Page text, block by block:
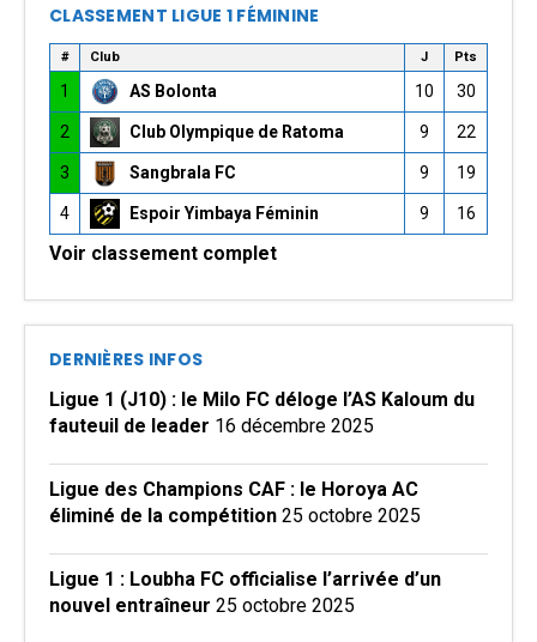
CLASSEMENT LIGUE 1 FÉMININE
# Club J Pts
1 AS Bolonta 10 30
2 Club Olympique de Ratoma 9 22
3 Sangbrala FC 9 19
4 Espoir Yimbaya Féminin 9 16
Voir classement complet
DERNIÈRES INFOS
Ligue 1 (J10) : le Milo FC déloge l’AS Kaloum du
fauteuil de leader 16 décembre 2025
Ligue des Champions CAF : le Horoya AC
éliminé de la compétition 25 octobre 2025
Ligue 1 : Loubha FC officialise l’arrivée d’un
nouvel entraîneur 25 octobre 2025